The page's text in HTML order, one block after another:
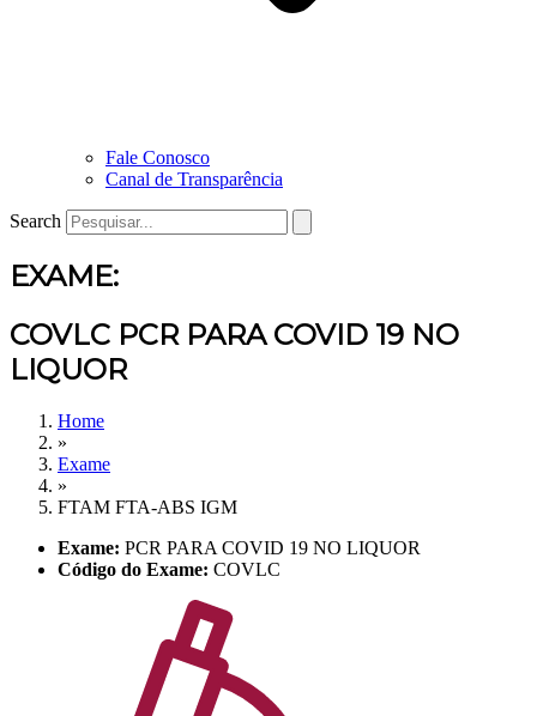
Fale Conosco
Canal de Transparência
Search
EXAME:
COVLC PCR PARA COVID 19 NO
LIQUOR
Home
»
Exame
»
FTAM FTA-ABS IGM
Exame: PCR PARA COVID 19 NO LIQUOR
Código do Exame: COVLC